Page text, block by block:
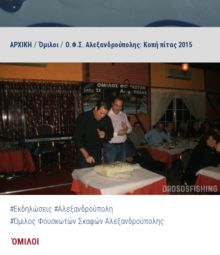
ΑΡΧΙΚΗ /Όμιλοι / Ο.Φ.Σ. Αλεξανδρούπολης: Κοπή πίτας 2015
#Εκδηλώσεις #Αλεξανδρούπολη
#Όμιλος Φουσκωτών Σκαφών Αλεξανδρούπολης
ΌΜΙΛΟΙ